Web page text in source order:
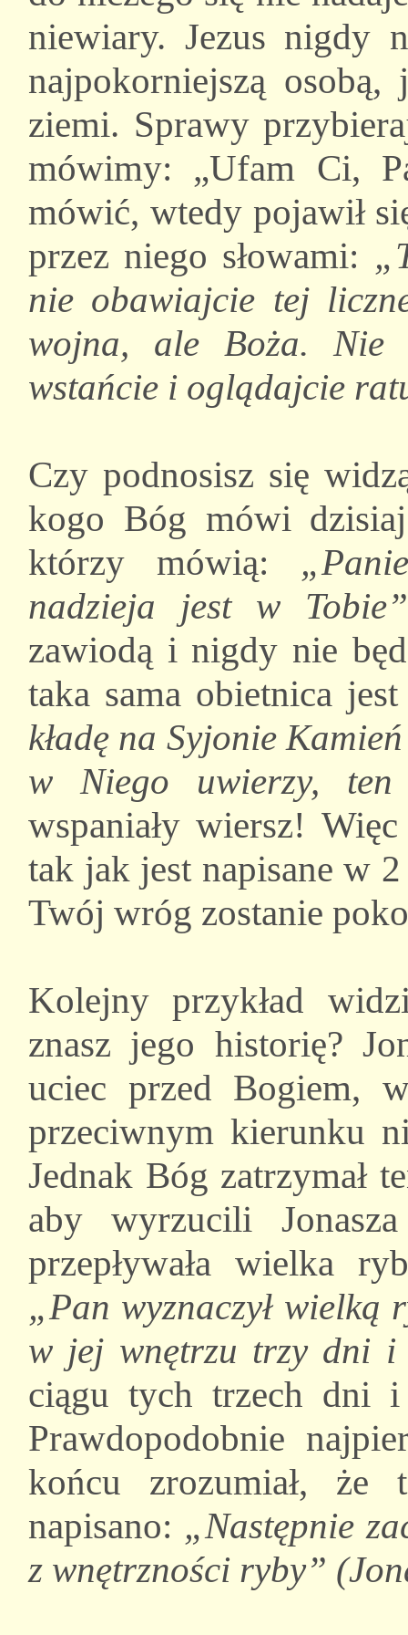
niewiary. Jezus nigdy
najpokorniejszą
ziemi. Sprawy
mówimy: „Ufam Ci,
mówić, wtedy pojawił
przez niego słowami:
nie obawiajcie tej
wojna, ale Boża. Nie
wstańcie i oglądajcie
Czy podnosisz się
kogo Bóg mówi
którzy mówią:
nadzieja jest w Tobie”
zawiodą i nigdy nie
taka sama obietnica
kładę na Syjonie
w Niego uwierzy,
wspaniały wiersz!
tak jak jest napisane w
Twój wróg zostanie
Kolejny przykład
znasz jego historię?
uciec przed Bogiem,
przeciwnym kierunku
Jednak Bóg zatrzymał
aby wyrzucili
przepływała wielka
„Pan wyznaczył wielką
w jej wnętrzu trzy dni i
ciągu tych trzech dni
Prawdopodobnie
końcu zrozumiał,
napisano: „Następnie
z wnętrzności ryby”